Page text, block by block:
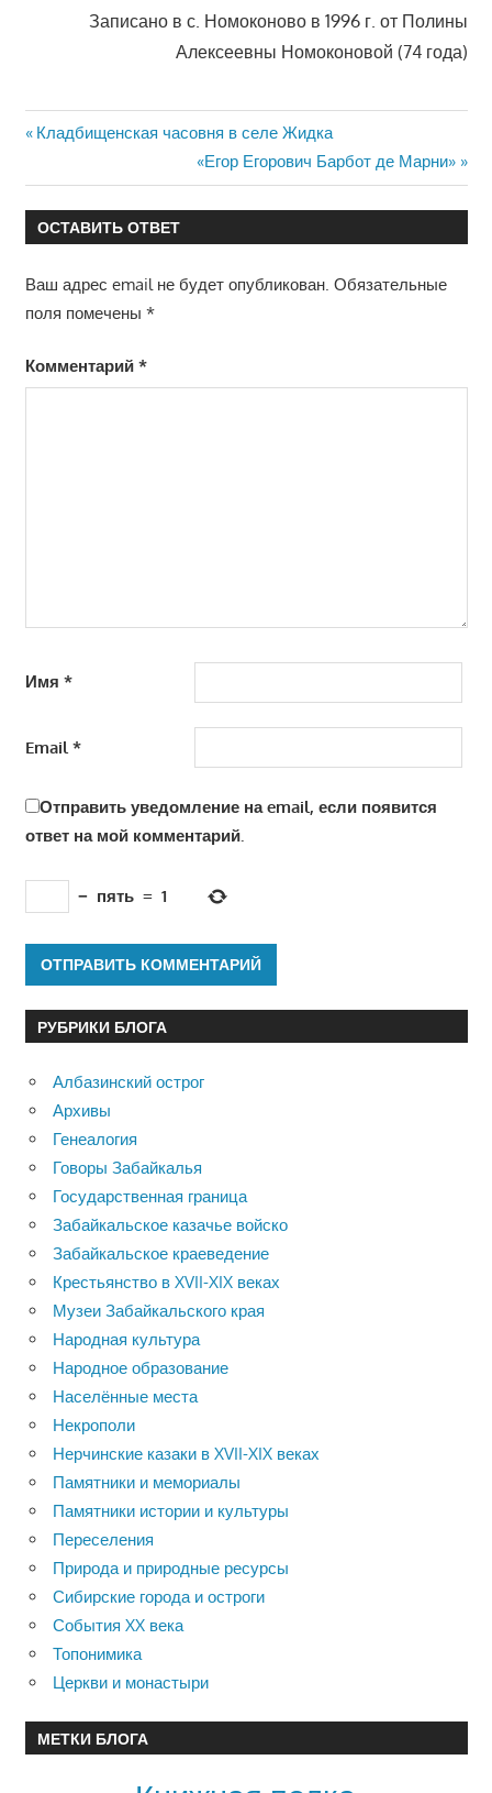
Записано в с. Номоконово в 1996 г. от Полины
Алексеевны Номоконовой (74 года)
Навигация
по
записям
Предыдущая
Кладбищенская часовня в селе Жидка
Следующая
запись:
«Егор Егорович Барбот де Марни»
ОСТАВИТЬ ОТВЕТ
Ваш адрес email не будет опубликован. Обязательные
поля помечены *
Комментарий *
Имя *
Email *
Отправить уведомление на email, если появится
ответ на мой комментарий.
− пять = 1
РУБРИКИ БЛОГА
Албазинский острог
Архивы
Генеалогия
Говоры Забайкалья
Государственная граница
Забайкальское казачье войско
Забайкальское краеведение
Крестьянство в XVII-XIX веках
Музеи Забайкальского края
Народная культура
Народное образование
Населённые места
Некрополи
Нерчинские казаки в XVII-XIX веках
Памятники и мемориалы
Памятники истории и культуры
Переселения
Природа и природные ресурсы
Сибирские города и остроги
События XX века
Топонимика
Церкви и монастыри
МЕТКИ БЛОГА